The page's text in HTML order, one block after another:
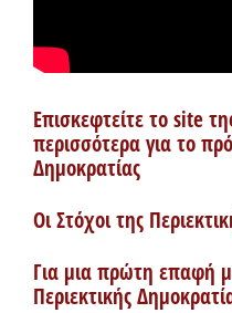
Επισκεφτείτε το site
περισσότερα για το
Δημοκρατίας
Οι Στόχοι της
Για μια πρώτη επαφή
Περιεκτικής